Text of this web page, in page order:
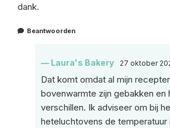
dank.
Beantwoorden
Laura's Bakery 27 oktober
Dat komt omdat al mijn
bovenwarmte zijn gebakken en
verschillen. Ik adviseer om bij
heteluchtovens de temperatuur